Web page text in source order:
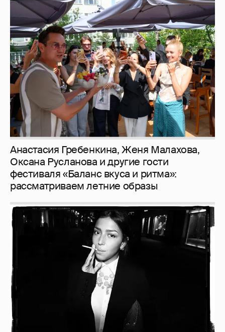
Анастасия Гребенкина, Женя Малахова,
Оксана Русланова и другие гости
фестиваля «Баланс вкуса и ритма»:
рассматриваем летние образы
Рублёвские дочки 187